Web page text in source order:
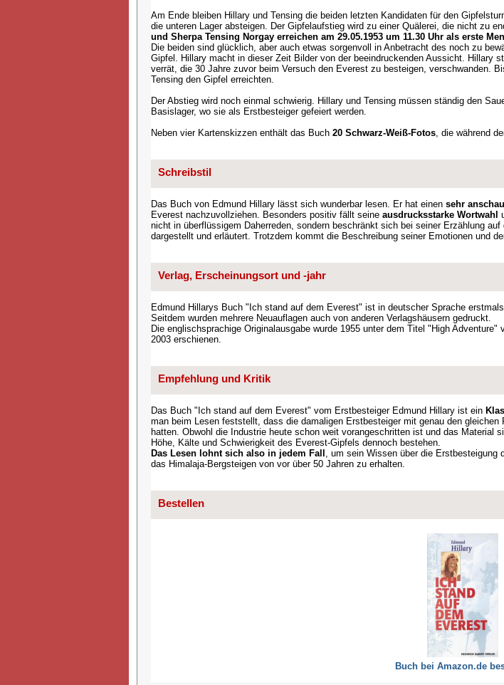
Am Ende bleiben Hillary und Tensing die beiden letzten Kandidaten für den
die unteren Lager absteigen. Der Gipfelaufstieg wird zu einer Quälerei, die nicht zu
und Sherpa Tensing Norgay erreichen am 29.05.1953 um 11.30 Uhr als erste
Die beiden sind glücklich, aber auch etwas sorgenvoll in Anbetracht des noch zu
Gipfel. Hillary macht in dieser Zeit Bilder von der beeindruckenden Aussicht. Hillary
verrät, die 30 Jahre zuvor beim Versuch den Everest zu besteigen, verschwanden.
Tensing den Gipfel erreichten.
Der Abstieg wird noch einmal schwierig. Hillary und Tensing müssen ständig den
Basislager, wo sie als Erstbesteiger gefeiert werden.
Neben vier Kartenskizzen enthält das Buch 20 Schwarz-Weiß-Fotos, die während
Schreibstil
Das Buch von Edmund Hillary lässt sich wunderbar lesen. Er hat einen sehr
Everest nachzuvollziehen. Besonders positiv fällt seine ausdrucksstarke Wortwahl
nicht in überflüssigem Daherreden, sondern beschränkt sich bei seiner Erzählung
dargestellt und erläutert. Trotzdem kommt die Beschreibung seiner Emotionen und
Verlag, Erscheinungsort und -jahr
Edmund Hillarys Buch "Ich stand auf dem Everest" ist in deutscher Sprache
Seitdem wurden mehrere Neuauflagen auch von anderen Verlagshäusern gedruckt.
Die englischsprachige Originalausgabe wurde 1955 unter dem Titel "High
2003 erschienen.
Empfehlung und Kritik
Das Buch "Ich stand auf dem Everest" vom Erstbesteiger Edmund Hillary ist ein
man beim Lesen feststellt, dass die damaligen Erstbesteiger mit genau den
hatten. Obwohl die Industrie heute schon weit vorangeschritten ist und das Material
Höhe, Kälte und Schwierigkeit des Everest-Gipfels dennoch bestehen.
Das Lesen lohnt sich also in jedem Fall , um sein Wissen über die Erstbesteigung
das Himalaja-Bergsteigen von vor über 50 Jahren zu erhalten.
Bestellen
Buch bei Amazon.de